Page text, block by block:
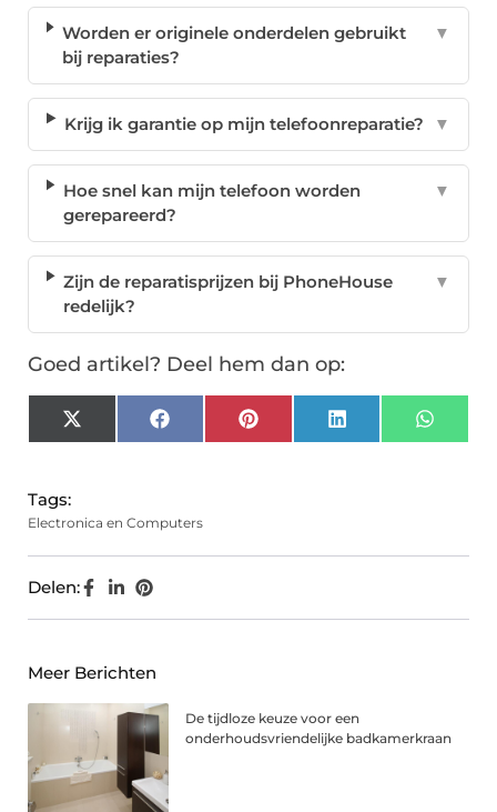
Worden er originele onderdelen gebruikt
bij reparaties?
▼
Krijg ik garantie op mijn telefoonreparatie? ▼
Hoe snel kan mijn telefoon worden
gerepareerd?
▼
Zijn de reparatisprijzen bij PhoneHouse
redelijk?
▼
Goed artikel? Deel hem dan op:
X
(Twitter)
FacebookPinterest LinkedIn
Tags:
Electronica en Computers
Delen:
Meer Berichten
De tijdloze keuze voor een
onderhoudsvriendelijke badkamerkraan